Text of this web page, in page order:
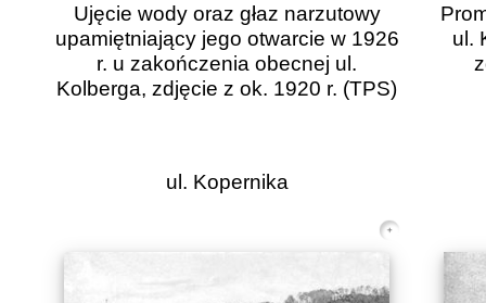
Ujęcie wody oraz głaz narzutowy
upamiętniający jego otwarcie w 1926
r. u zakończenia obecnej ul.
Kolberga, zdjęcie z ok. 1920 r. (TPS)
ul.
ul. Kopernika